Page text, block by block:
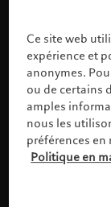
Veuillez
Ce site web
expérience et
anonymes.
ou de certains
amples
nous les
préférences en
Politique en